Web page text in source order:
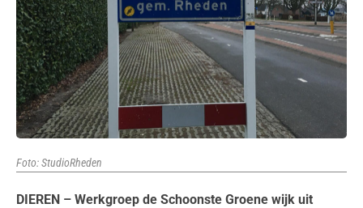
Foto: StudioRheden
DIEREN – Werkgroep de Schoonste Groene wijk uit